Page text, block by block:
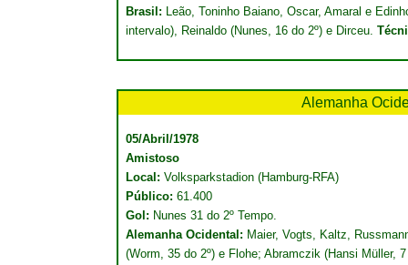
Brasil: Leão, Toninho Baiano, Oscar, Amaral e
intervalo), Reinaldo (Nunes, 16 do 2º) e Dirceu.
Alemanha
05/Abril/1978
Amistoso
Local: Volksparkstadion (Hamburg-RFA)
Público: 61.400
Gol: Nunes 31 do 2º Tempo.
Alemanha Ocidental: Maier, Vogts, Kaltz,
(Worm, 35 do 2º) e Flohe; Abramczik (Hansi Müller,